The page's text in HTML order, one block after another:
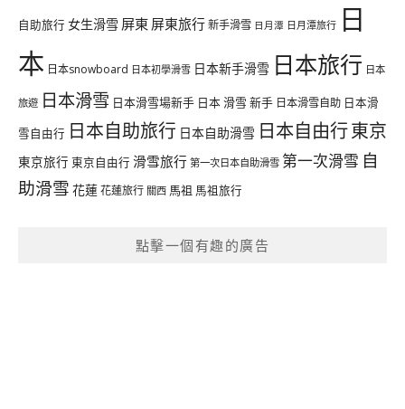
自助旅行 女生滑雪 屏東 屏東旅行新手滑雪 日月潭 日月潭旅行 日
本 日本snowboard 日本初學滑雪 日本新手滑雪 日本旅行 日本
旅遊 日本滑雪 日本滑雪場新手 日本 滑雪 新手 日本滑雪自助 日本滑
雪自由行 日本自助旅行 日本自助滑雪 日本自由行東京
東京旅行 東京自由行 滑雪旅行 第一次日本自助滑雪 第一次滑雪 自
助滑雪 花蓮花蓮旅行 關西 馬祖 馬祖旅行
點擊一個有趣的廣告